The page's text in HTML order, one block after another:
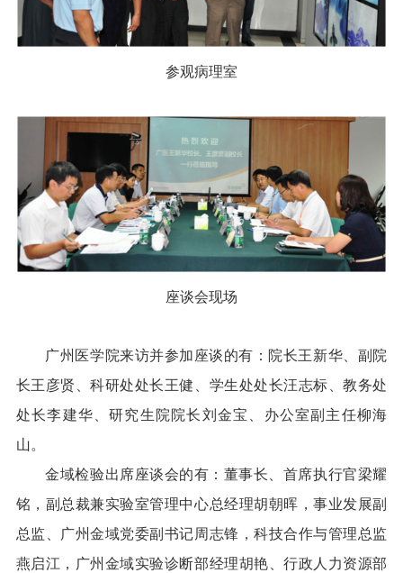
参观病理室
座谈会现场
广州医学院来访并参加座谈的有：院长王新华、副院
长王彦贤、科研处处长王健、学生处处长汪志标、教务处
处长李建华、研究生院院长刘金宝、办公室副主任柳海
山。
金域检验出席座谈会的有：董事长、首席执行官梁耀
铭，副总裁兼实验室管理中心总经理胡朝晖，事业发展副
总监、广州金域党委副书记周志锋，科技合作与管理总监
燕启江，广州金域实验诊断部经理胡艳、行政人力资源部